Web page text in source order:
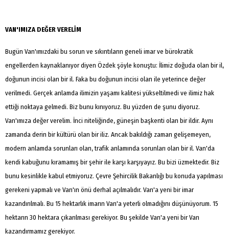
VAN'IMIZA DEĞER VERELİM
Bugün Van'ımızdaki bu sorun ve sıkıntıların geneli imar ve bürokratik
engellerden kaynaklanıyor diyen Özdek şöyle konuştu: İlimiz doğuda olan bir il,
doğunun incisi olan bir il. Faka bu doğunun incisi olan ile yeterince değer
verilmedi. Gerçek anlamda ilimizin yaşamı kalitesi yükseltilmedi ve ilimiz hak
ettiği noktaya gelmedi. Biz bunu kınıyoruz. Bu yüzden de şunu diyoruz.
Van'ımıza değer verelim. İnci niteliğinde, güneşin başkenti olan bir ildir. Aynı
zamanda derin bir kültürü olan bir iliz. Ancak bakıldığı zaman gelişemeyen,
modern anlamda sorunları olan, trafik anlamında sorunları olan bir il. Van'da
kendi kabuğunu kıramamış bir şehir ile karşı karşıyayız. Bu bizi üzmektedir. Biz
bunu kesinlikle kabul etmiyoruz. Çevre Şehircilik Bakanlığı bu konuda yapılması
gerekeni yapmalı ve Van'ın önü derhal açılmalıdır. Van'a yeni bir imar
kazandırılmalı. Bu 15 hektarlık imarın Van'a yeterli olmadığını düşünüyorum. 15
hektarın 30 hektara çıkarılması gerekiyor. Bu şekilde Van'a yeni bir Van
kazandırmamız gerekiyor.